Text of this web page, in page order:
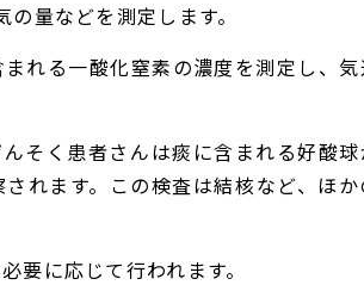
量などを測定します。
れる一酸化窒素の濃度を測定し、
そく患者さんは痰に含まれる好酸球
れます。この検査は結核など、ほ
要に応じて行われます。